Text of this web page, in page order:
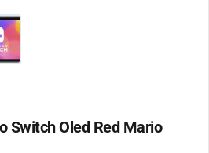
Switch Oled Red Mario